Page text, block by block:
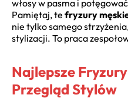
włosy w pasma i
Pamiętaj, te fryzury
nie tylko samego
stylizacji. To praca
Najlepsze
Przegląd Stylów